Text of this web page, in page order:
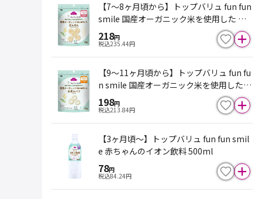
【7～8ヶ月頃から】トップバリュ fun fun
smile 国産オーガニック米を使用した ぽ
んせん 16g
218円
税込235.44円
【9～11ヶ月頃から】トップバリュ fun fu
n smile 国産オーガニック米を使用した
お米のパフ 11g
198円
税込213.84円
【3ヶ月頃～】トップバリュ fun fun smil
e 赤ちゃんのイオン飲料 500ml
78円
税込84.24円